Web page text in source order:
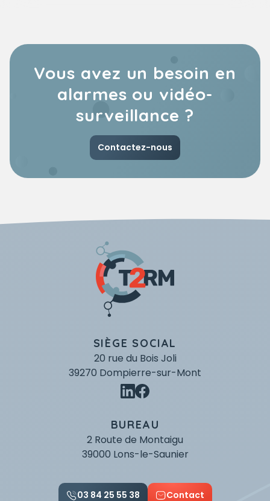
Vous avez un besoin en
alarmes ou vidéo-
surveillance ?
Contactez-nous
SIÈGE SOCIAL
20 rue du Bois Joli
39270 Dompierre-sur-Mont
BUREAU
2 Route de Montaigu
39000 Lons-le-Saunier
03 84 25 55 38 Contact